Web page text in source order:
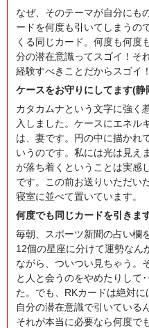
なぜ、そのテーマが自分にも
ードを何度も引いてしまうの
くる同じカード。何度も何
分の潜在意識ってスゴイ！そ
経験すべきことだからスゴイ！
ケースをお守りにしてます(
カタカムナという文字に強く
入しました。ケースにエネル
は、妻です。円の中に描かれ
いうのです。私には光は見え
が落ち着くということは実感
です。この前お送りいただい
寝室に並べて置いています。
何度でも同じカードを引きま
毎朝、スポーツ新聞の占い欄
12個の星座に分けて運勢なん
ながら、ついつい見ちゃう。
と人と会うのをやめたりして
た。でも、RKカードは絶対
自分の潜在意識で引いている
それが本当に必要なら何度で